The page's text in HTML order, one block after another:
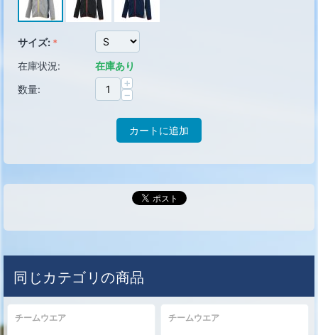
サイズ:
在庫状況:
在庫あり
数量:
+
−
カートに追加
同じカテゴリの商品
チームウエア チームウエア